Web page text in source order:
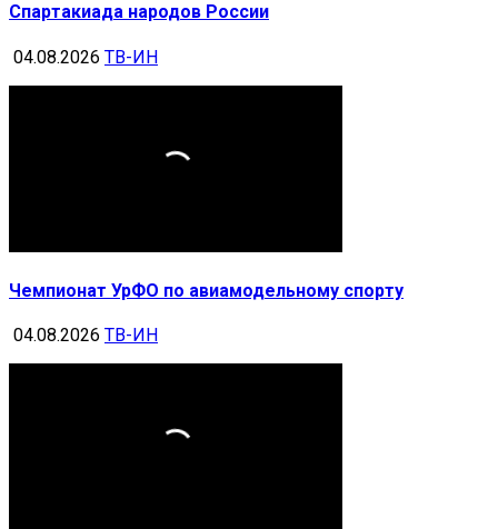
Спартакиада народов России
04.08.2026 ТВ-ИН
Чемпионат УрФО по авиамодельному спорту
04.08.2026 ТВ-ИН